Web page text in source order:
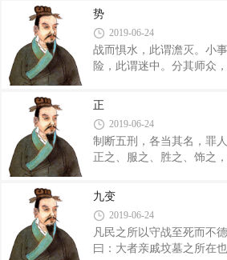
痰潞嫌谑痹蛏＃钤蛏
至，是故人有六多，六多
制，地理以八制，人道以
母，以开乎万物，以总一
充，而为明天子。修槩水
以视不亲；治祀之下，以
钟，以律人情。人情已得
德。 故通乎阳气，所以
于民。通�
势
2019-06-24
战而惧水，此谓澹灭。小
险，此谓迷中。分其师众
距，动诎者比于避。夫静
有功。故曰，无为者帝
生，天地未形，先为之政
天因人，圣人因天。天时
之，圣人成之，则与天同
素质不留，与地同极。未
正
2019-06-24
制断五刑，各当其名，罪
正之、服之、胜之、饰之
如阳，如日月之明，曰法
之，利民不德，天下亲之
恶，万物崇一，阴阳同度
之，法以遏之，德以养之
失民命；令之以终其欲，
九变
2019-06-24
凡民之所以守战至死而不
曰：大者亲戚坟墓之所在